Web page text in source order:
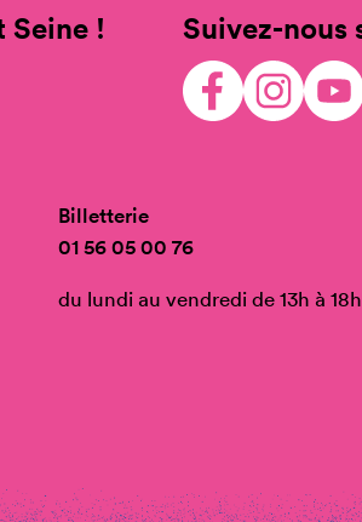
Seine ! Suivez-nous
Billetterie
01 56 05 00 76
du lundi au vendredi de 13h à 18h